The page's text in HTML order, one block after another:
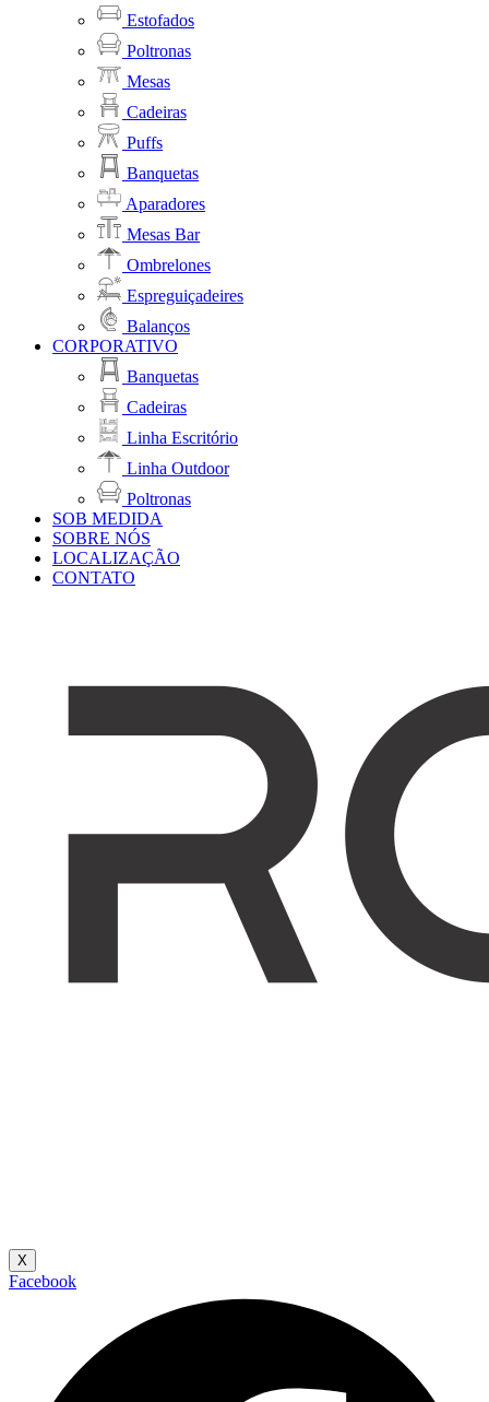
Estofados
Poltronas
Mesas
Cadeiras
Puffs
Banquetas
Aparadores
Mesas Bar
Ombrelones
Espreguiçadeires
Balanços
CORPORATIVO
Banquetas
Cadeiras
Linha Escritório
Linha Outdoor
Poltronas
SOB MEDIDA
SOBRE NÓS
LOCALIZAÇÃO
CONTATO
X
Facebook